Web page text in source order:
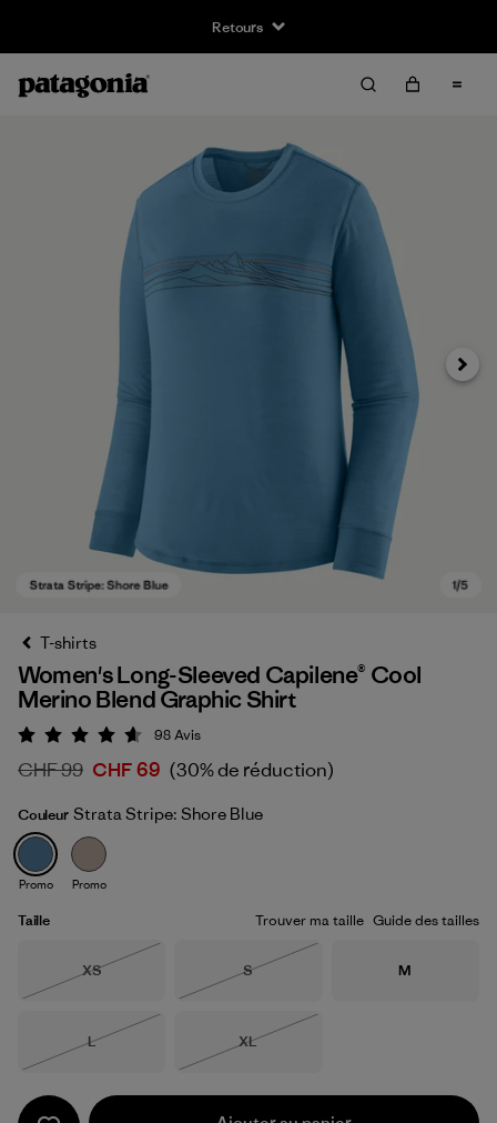
Retours
Strata Stripe: Shore Blue
T-shirts
Women's Long-Sleeved Capilene® Cool
Merino Blend Graphic Shirt
Évaluation: 4.6 / 5
98Avis
CHF 99 CHF 69 (30% de réduction)
Couleur Strata Stripe: Shore Blue
Promo Promo
Taille Trouver ma taille Guide des tailles
Taille
XS
Taille
S
Taille
M
Taille
L
Taille
XL